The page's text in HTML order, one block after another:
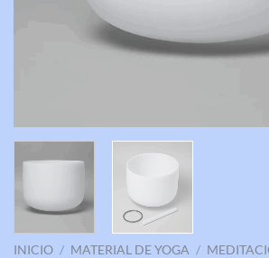
INICIO / MATERIAL DE YOGA /